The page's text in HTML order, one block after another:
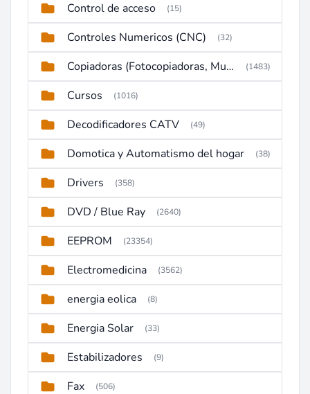
Control de acceso (15)
Controles Numericos (CNC) (32)
Copiadoras (Fotocopiadoras, Multifunctions, Ploter, etc) (1483)
Cursos (1016)
Decodificadores CATV (49)
Domotica y Automatismo del hogar (38)
Drivers (358)
DVD / Blue Ray (2640)
EEPROM (23354)
Electromedicina (3562)
energia eolica (8)
Energia Solar (33)
Estabilizadores (9)
Fax (506)